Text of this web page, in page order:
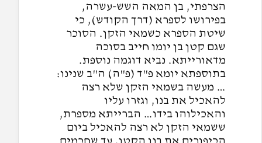
הצרפתי, בן המאה השש-עשרה,
בפירושו לספרא (דרך הקודש), כי
שיטת הספרא כשמאי הזקן. הסוכר
שגם קטן בן יומו חייב בסוכה
מדאורייתא. נביא דוגמה נוספת.
בתוספתא יומא פ"ד (פ"ה) ה"ב שנינו:
… מעשה בשמאי הזקן שלא רצה
להאכיל את בנו, וגזרו עליו
והאכילוהו בידו… הברייתא מספרת,
ששמאי הזקן לא רצה להאכיל ביום
הכיפורים את בנו הקטן, עד שחכמים